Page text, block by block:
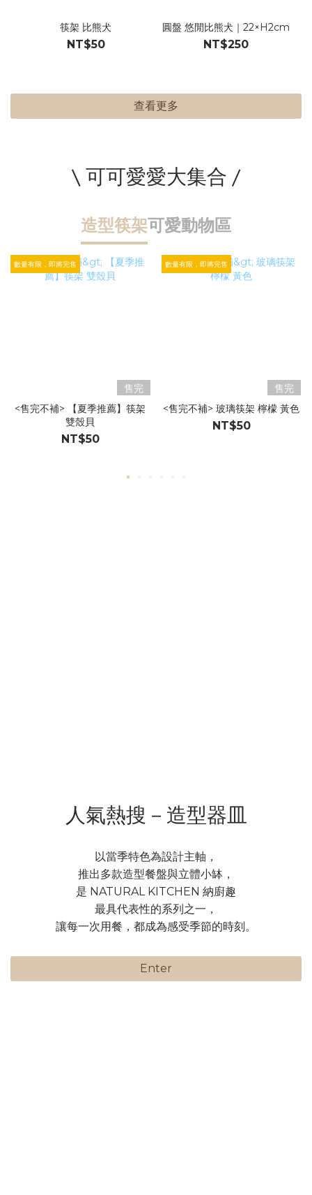
筷架 比熊犬
NT$50
圓盤 悠閒比熊犬｜22×H2cm
NT$250
查看更多
\ 可可愛愛大集合 /
造型筷架可愛動物區
數量有限，即將完售
售完
<售完不補> 【夏季推薦】筷架
雙殼貝
NT$50
數量有限，即將完售
售完
<售完不補> 玻璃筷架 檸檬 黃色
NT$50
人氣熱搜－造型器皿
以當季特色為設計主軸，
推出多款造型餐盤與立體小缽，
是 NATURAL KITCHEN 納廚趣
最具代表性的系列之一，
讓每一次用餐，都成為感受季節的時刻。
Enter